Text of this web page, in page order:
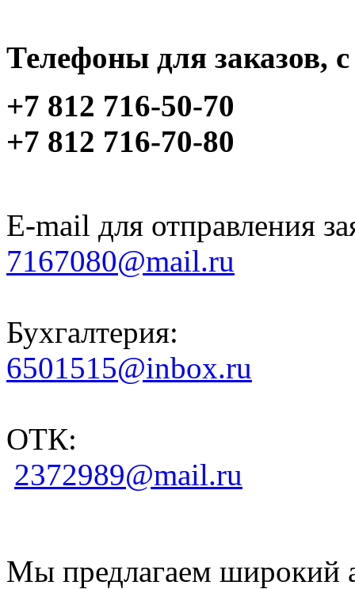
Телефоны для заказов,
+7 812 716-50-70
+7 812 716-70-80
E-mail для отправления
7167080@mail.ru
Бухгалтерия:
6501515@inbox.ru
ОТК:
2372989@mail.ru
Мы предлагаем широкий